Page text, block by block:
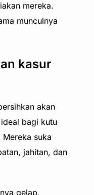
mereka.
munculnya
kasur
akan
bagi kutu
suka
jahitan, dan
gelap,